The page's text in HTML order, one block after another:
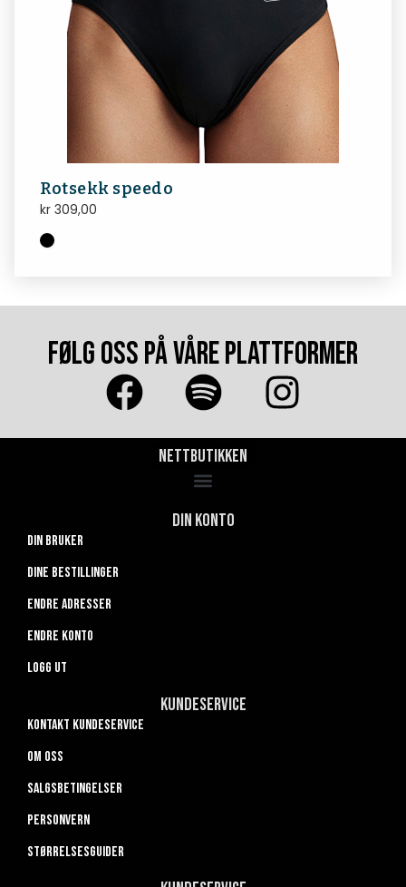
Rotsekk speedo
kr 309,00
FØLG OSS PÅ VÅRE PLATTFORMER
Nettbutikken
Din konto
Din bruker
Dine bestillinger
Endre adresser
Endre konto
Logg ut
Kundeservice
Kontakt kundeservice
Om oss
Salgsbetingelser
Personvern
Størrelsesguider